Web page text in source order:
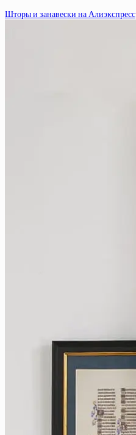
Шторы и занавески на Алиэкспресс